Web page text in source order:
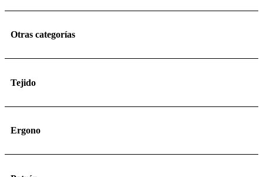
Otras categorías
Tejido
Ergono